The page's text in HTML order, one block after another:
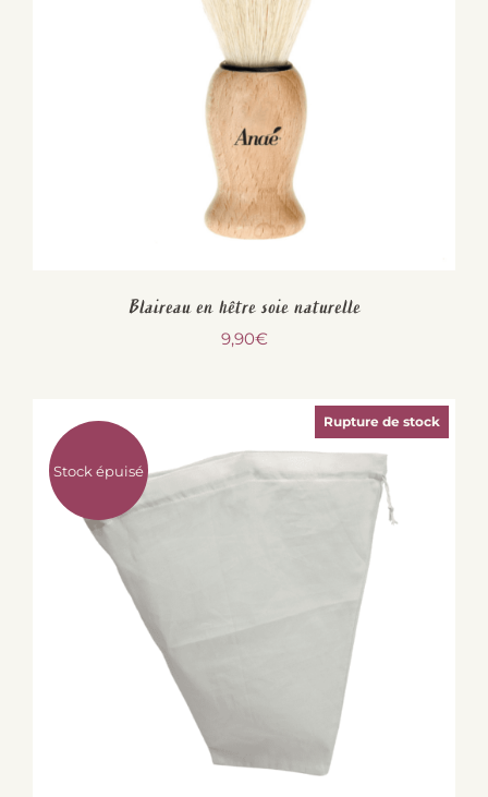
Blaireau en hêtre soie naturelle
9,90€
Stock épuisé
Rupture de stock